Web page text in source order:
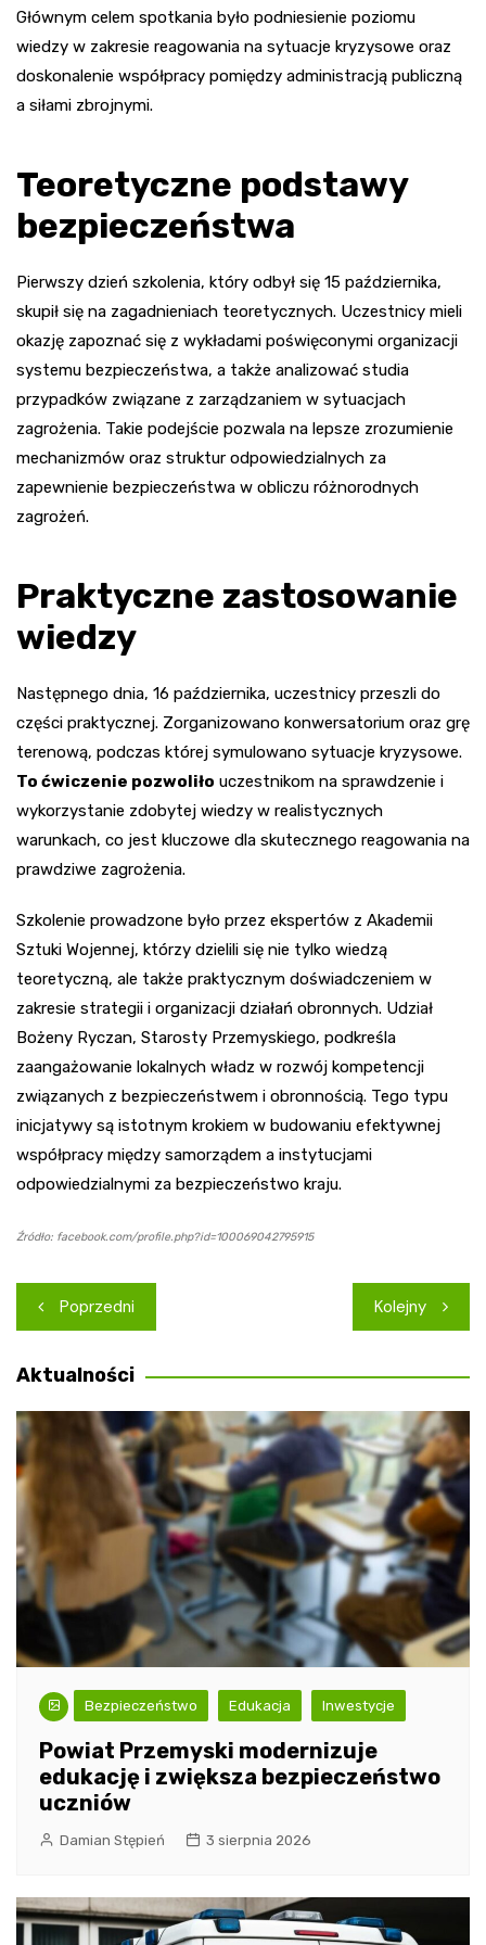
Głównym celem spotkania było podniesienie poziomu
wiedzy w zakresie reagowania na sytuacje kryzysowe oraz
doskonalenie współpracy pomiędzy administracją publiczną
a siłami zbrojnymi.
Teoretyczne podstawy
bezpieczeństwa
Pierwszy dzień szkolenia, który odbył się 15 października,
skupił się na zagadnieniach teoretycznych. Uczestnicy mieli
okazję zapoznać się z wykładami poświęconymi organizacji
systemu bezpieczeństwa, a także analizować studia
przypadków związane z zarządzaniem w sytuacjach
zagrożenia. Takie podejście pozwala na lepsze zrozumienie
mechanizmów oraz struktur odpowiedzialnych za
zapewnienie bezpieczeństwa w obliczu różnorodnych
zagrożeń.
Praktyczne zastosowanie
wiedzy
Następnego dnia, 16 października, uczestnicy przeszli do
części praktycznej. Zorganizowano konwersatorium oraz grę
terenową, podczas której symulowano sytuacje kryzysowe.
To ćwiczenie pozwoliło uczestnikom na sprawdzenie i
wykorzystanie zdobytej wiedzy w realistycznych
warunkach, co jest kluczowe dla skutecznego reagowania na
prawdziwe zagrożenia.
Szkolenie prowadzone było przez ekspertów z Akademii
Sztuki Wojennej, którzy dzielili się nie tylko wiedzą
teoretyczną, ale także praktycznym doświadczeniem w
zakresie strategii i organizacji działań obronnych. Udział
Bożeny Ryczan, Starosty Przemyskiego, podkreśla
zaangażowanie lokalnych władz w rozwój kompetencji
związanych z bezpieczeństwem i obronnością. Tego typu
inicjatywy są istotnym krokiem w budowaniu efektywnej
współpracy między samorządem a instytucjami
odpowiedzialnymi za bezpieczeństwo kraju.
Źródło: facebook.com/profile.php?id=100069042795915
Nawigacja
wpisu
Poprzedni Kolejny
Aktualności
Bezpieczeństwo Edukacja Inwestycje
Powiat Przemyski modernizuje
edukację i zwiększa bezpieczeństwo
uczniów
Damian Stępień 3 sierpnia 2026